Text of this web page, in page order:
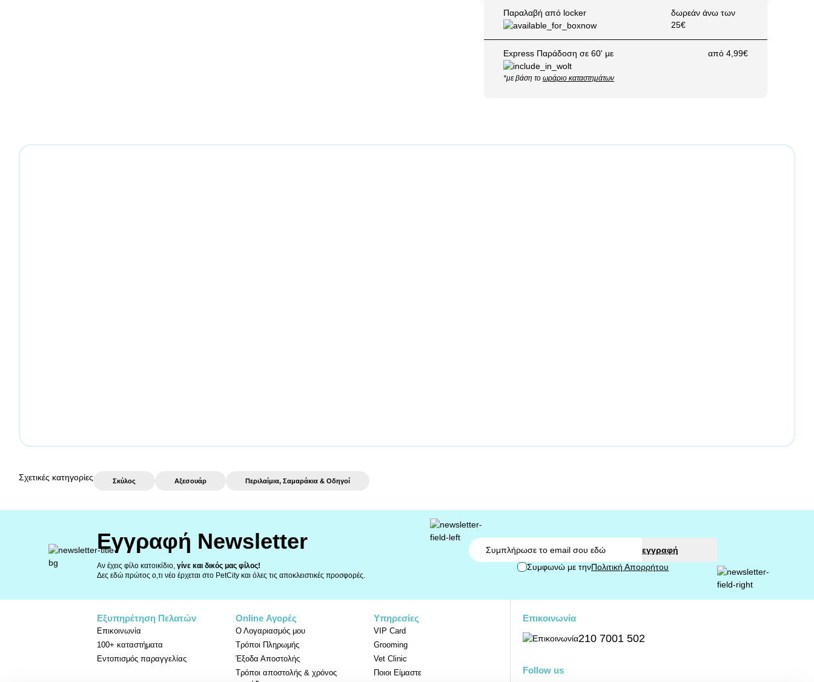
Παραλαβή από locker
δωρεάν άνω των
25€
Express Παράδοση σε 60' με
*με βάση το ωράριο καταστημάτων
από 4,99€
Σχετικές κατηγορίες Σκύλος Αξεσουάρ Περιλαίμια, Σαμαράκια & Οδηγοί
Εγγραφή Newsletter
Αν έχεις φίλο κατοικίδιο, γίνε και δικός μας φίλος!
Δες εδώ πρώτος ο,τι νέο έρχεται στο PetCity και όλες τις αποκλειστικές προσφορές.
Email
εγγραφή
Συμφωνώ με τηνΠολιτική Απορρήτου
Εξυπηρέτηση Πελατών
Επικοινωνία
100+ καταστήματα
Εντοπισμός παραγγελίας
Online Αγορές
Ο Λογαριασμός μου
Τρόποι Πληρωμής
Έξοδα Αποστολής
Τρόποι αποστολής & χρόνος
Υπηρεσίες
VIP Card
Grooming
Vet Clinic
Ποιοι Είμαστε
Επικοινωνία
210 7001 502
Follow us